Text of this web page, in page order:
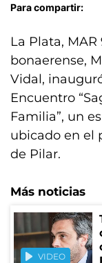
Para compartir:
La Plata,
bonaerense,
Vidal,
Encuentro
Familia”, un
ubicado en el
de Pilar.
Más noticias
VIDEO